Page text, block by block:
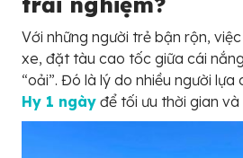
Với những người trẻ bận rộn,
xe, đặt tàu cao tốc giữa cái
“oải”. Đó là lý do nhiều người lựa
Hy 1 ngày để tối ưu thời gian và